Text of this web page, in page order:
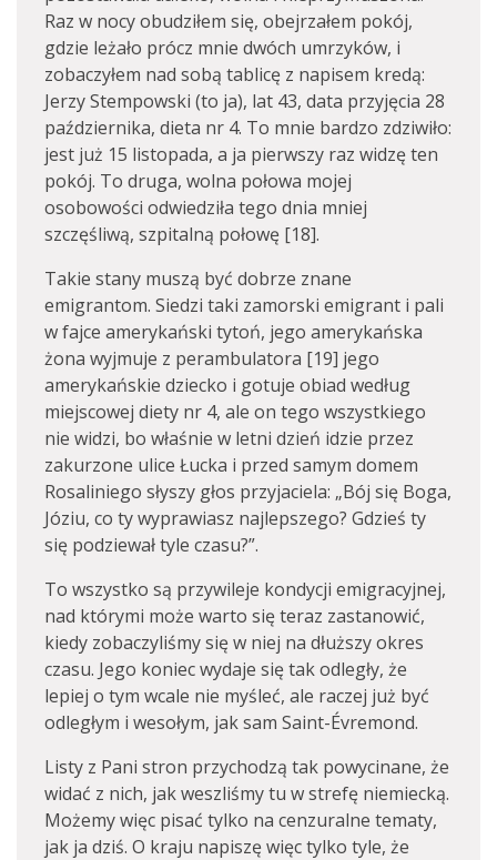
Raz w nocy obudziłem się, obejrzałem pokój,
gdzie leżało prócz mnie dwóch umrzyków, i
zobaczyłem nad sobą tablicę z napisem kredą:
Jerzy Stempowski (to ja), lat 43, data przyjęcia 28
października, dieta nr 4. To mnie bardzo zdziwiło:
jest już 15 listopada, a ja pierwszy raz widzę ten
pokój. To druga, wolna połowa mojej
osobowości odwiedziła tego dnia mniej
szczęśliwą, szpitalną połowę [18].
Takie stany muszą być dobrze znane
emigrantom. Siedzi taki zamorski emigrant i pali
w fajce amerykański tytoń, jego amerykańska
żona wyjmuje z perambulatora [19] jego
amerykańskie dziecko i gotuje obiad według
miejscowej diety nr 4, ale on tego wszystkiego
nie widzi, bo właśnie w letni dzień idzie przez
zakurzone ulice Łucka i przed samym domem
Rosaliniego słyszy głos przyjaciela: „Bój się Boga,
Józiu, co ty wyprawiasz najlepszego? Gdzieś ty
się podziewał tyle czasu?”.
To wszystko są przywileje kondycji emigracyjnej,
nad którymi może warto się teraz zastanowić,
kiedy zobaczyliśmy się w niej na dłuższy okres
czasu. Jego koniec wydaje się tak odległy, że
lepiej o tym wcale nie myśleć, ale raczej już być
odległym i wesołym, jak sam Saint-Évremond.
Listy z Pani stron przychodzą tak powycinane, że
widać z nich, jak weszliśmy tu w strefę niemiecką.
Możemy więc pisać tylko na cenzuralne tematy,
jak ja dziś. O kraju napiszę więc tylko tyle, że